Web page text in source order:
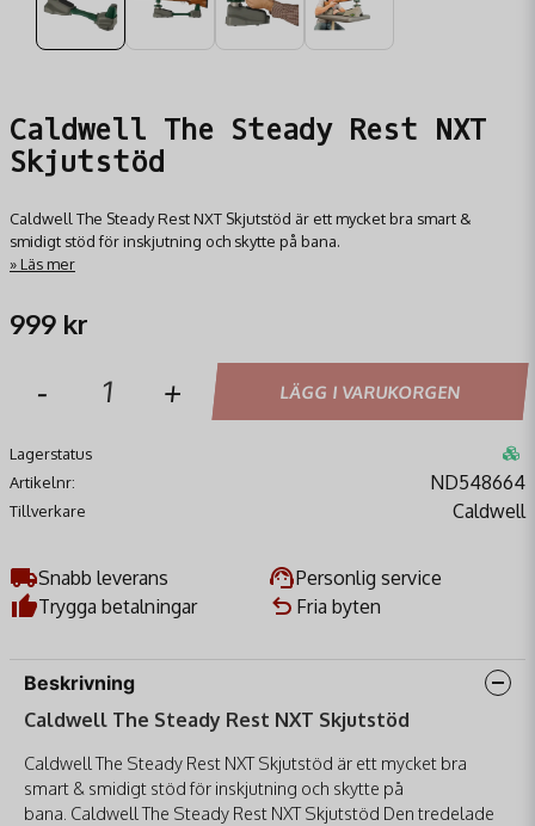
Caldwell The Steady Rest NXT
Skjutstöd
Caldwell The Steady Rest NXT Skjutstöd är ett mycket bra smart &
smidigt stöd för inskjutning och skytte på bana.
Läs mer
999 kr
- + LÄGG I VARUKORGEN
Lagerstatus
Artikelnr:
ND548664
Tillverkare Caldwell
Snabb leverans
Personlig service
Trygga betalningar
Fria byten
Beskrivning
Caldwell The Steady Rest NXT Skjutstöd
Caldwell The Steady Rest NXT Skjutstöd är ett mycket bra
smart & smidigt stöd för inskjutning och skytte på
bana. Caldwell The Steady Rest NXT Skjutstöd Den tredelade